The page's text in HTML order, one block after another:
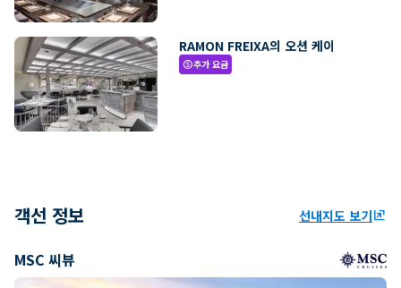
RAMON FREIXA의 오션 케이
paid추가 요금
객선 정보 선내지도 보기ungroup
MSC 씨뷰